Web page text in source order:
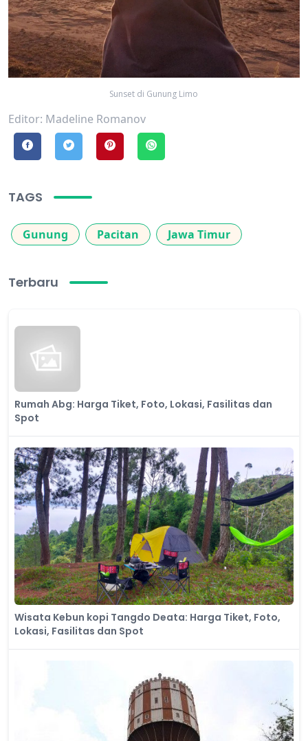
Sunset di Gunung Limo
Editor: Madeline Romanov
TAGS
Gunung Pacitan Jawa Timur
Terbaru
Rumah Abg: Harga Tiket, Foto, Lokasi, Fasilitas dan
Spot
Wisata Kebun kopi Tangdo Deata: Harga Tiket, Foto,
Lokasi, Fasilitas dan Spot